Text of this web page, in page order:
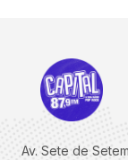
Av. Sete de